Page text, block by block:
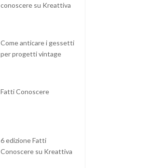
conoscere su Kreattiva
Come anticare i gessetti
per progetti vintage
Fatti Conoscere
6 edizione Fatti
Conoscere su Kreattiva